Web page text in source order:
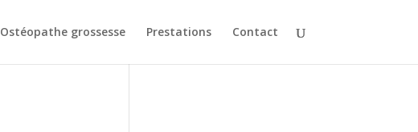
Ostéopathe grossesse Prestations Contact